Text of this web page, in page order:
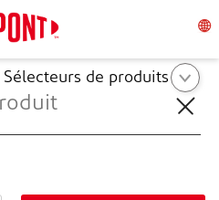
Sélecteurs de produits